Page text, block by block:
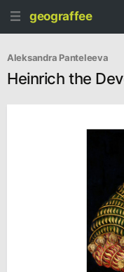
geograffee
Aleksandra Panteleeva
Heinrich the